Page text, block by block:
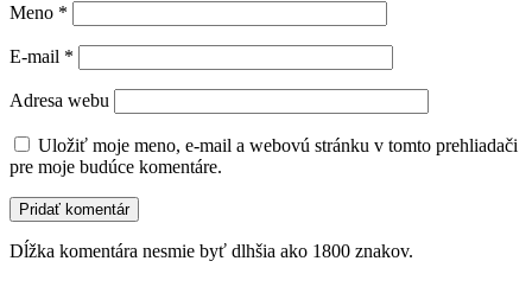
Meno *
E-mail *
Adresa webu
Uložiť moje meno, e-mail a webovú stránku v tomto prehliadači
pre moje budúce komentáre.
Dĺžka komentára nesmie byť dlhšia ako 1800 znakov.